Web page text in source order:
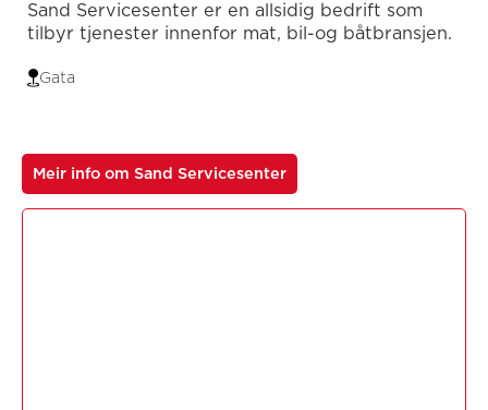
Sand Servicesenter er en allsidig bedrift som
tilbyr tjenester innenfor mat, bil-og båtbransjen.
Gata
Meir info om Sand Servicesenter